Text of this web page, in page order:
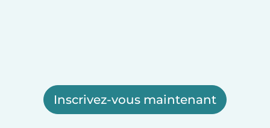
Inscrivez-vous maintenant